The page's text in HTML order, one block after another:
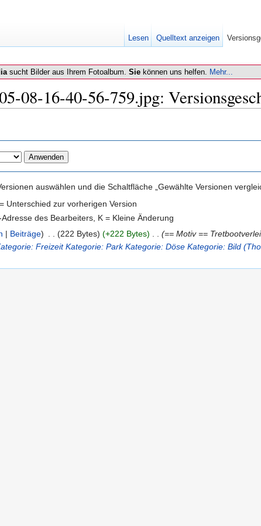
sucht Bilder aus Ihrem Fotoalbum. Sie können uns helfen. Mehr...
08-16-40-56-759.jpg:
auswählen und die Schaltfläche „Gewählte Versionen
Unterschied zur vorherigen Version
des Bearbeiters, K = Kleine Änderung
| Beiträge) (222 Bytes) (+222 Bytes)
(== Motiv ==
Freizeit Kategorie: Park Kategorie: Döse Kategorie: Bild
Lesen Quelltext anzeigen